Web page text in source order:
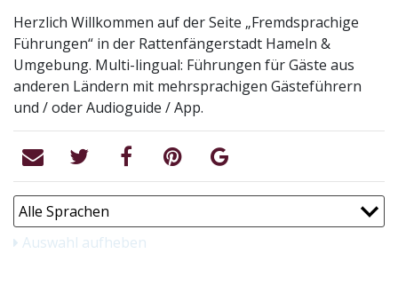
Herzlich Willkommen auf der Seite „Fremdsprachige
Führungen“ in der Rattenfängerstadt Hameln &
Umgebung. Multi-lingual: Führungen für Gäste aus
anderen Ländern mit mehrsprachigen Gästeführern
und / oder Audioguide / App.
Auswahl aufheben